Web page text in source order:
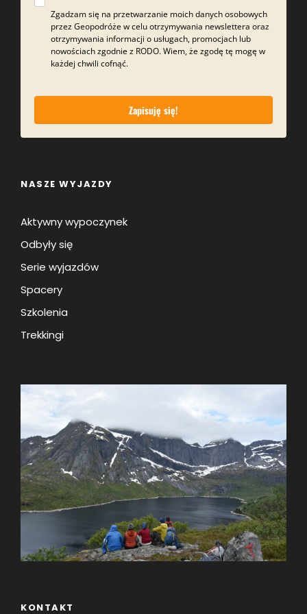
Zgadzam się na przetwarzanie moich danych osobowych
przez Geopodróże w celu otrzymywania newslettera oraz
otrzymywania informacji o usługach, promocjach lub
nowościach zgodnie z RODO. Wiem, że zgodę tę mogę w
każdej chwili cofnąć.
Zapisuję się!
NASZE WYJAZDY
Aktywny wypoczynek
Odbyły się
Serie wyjazdów
Spacery
Szkolenia
Trekkingi
KONTAKT